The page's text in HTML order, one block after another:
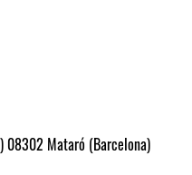
08302 Mataró (Barcelona)